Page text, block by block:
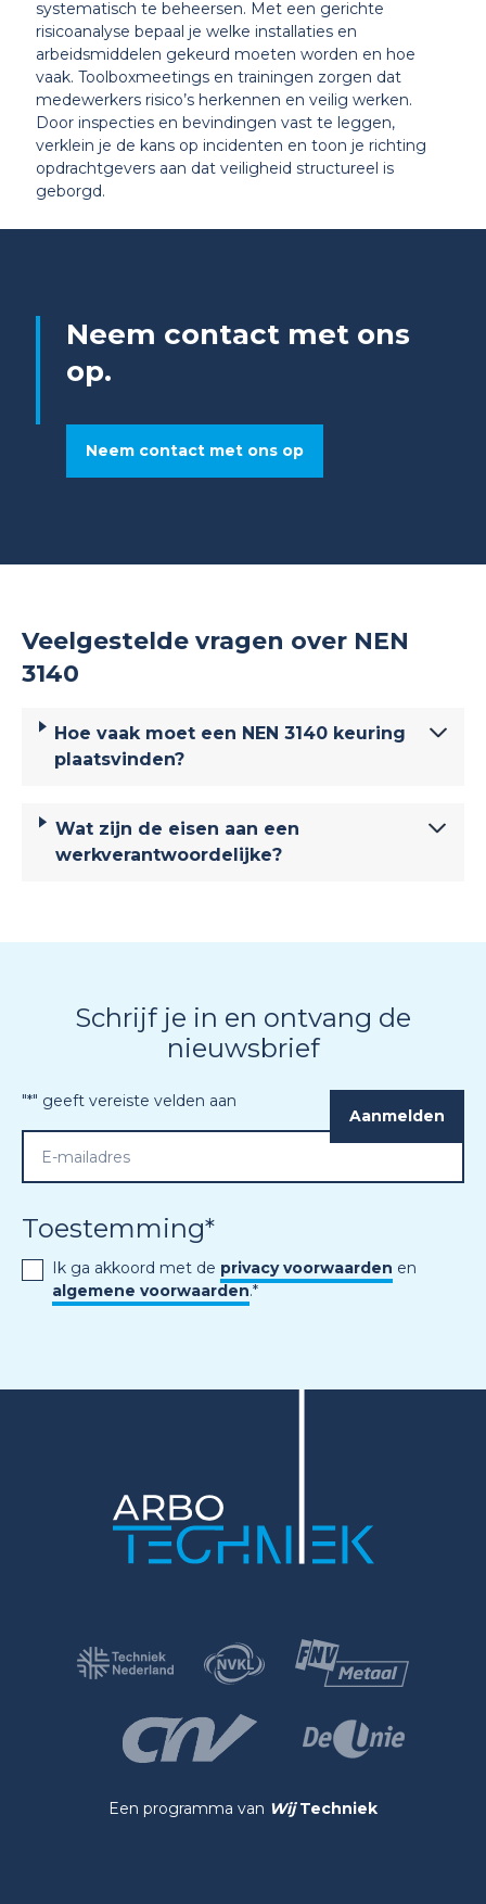
systematisch te beheersen. Met een gerichte
risicoanalyse bepaal je welke installaties en
arbeidsmiddelen gekeurd moeten worden en hoe
vaak. Toolboxmeetings en trainingen zorgen dat
medewerkers risico’s herkennen en veilig werken.
Door inspecties en bevindingen vast te leggen,
verklein je de kans op incidenten en toon je richting
opdrachtgevers aan dat veiligheid structureel is
geborgd.
Neem contact met ons
op.
Neem contact met ons op
Veelgestelde vragen over NEN
3140
Hoe vaak moet een NEN 3140 keuring
plaatsvinden?
Wat zijn de eisen aan een
werkverantwoordelijke?
Schrijf je in en ontvang de
nieuwsbrief
"*" geeft vereiste velden aan
Toestemming*
Ik ga akkoord met de privacy voorwaarden en
algemene voorwaarden.*
Een programma van Wij Techniek